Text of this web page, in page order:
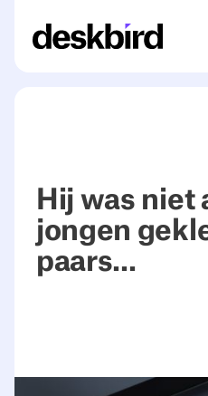
Hij was niet
jongen
paars...